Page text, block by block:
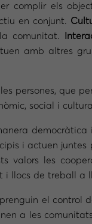
complir els
en conjunt.
comunitat.
amb altres
persones, que
social i
i actuen
valors les
i llocs de treball a
el control
a les